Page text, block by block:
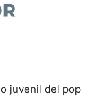
juvenil del pop